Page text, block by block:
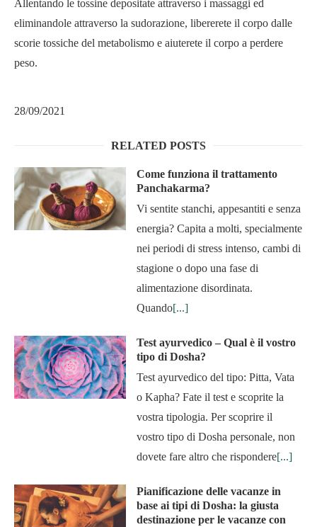
Allentando le tossine depositate attraverso i massaggi ed
eliminandole attraverso la sudorazione, libererete il corpo dalle
scorie tossiche del metabolismo e aiuterete il corpo a perdere
peso.
28/09/2021
RELATED POSTS
Come funziona il trattamento
Panchakarma?
Vi sentite stanchi, appesantiti e senza
energia? Capita a molti, specialmente
nei periodi di stress intenso, cambi di
stagione o dopo una fase di
alimentazione disordinata.
Quando[...]
Test ayurvedico – Qual è il vostro
tipo di Dosha?
Test ayurvedico del tipo: Pitta, Vata
o Kapha? Fate il test e scoprite la
vostra tipologia. Per scoprire il
vostro tipo di Dosha personale, non
dovete fare altro che rispondere[...]
Pianificazione delle vacanze in
base ai tipi di Dosha: la giusta
destinazione per le vacanze con